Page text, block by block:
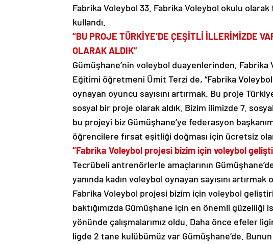
Fabrika Voleybol 33. Fabrika Voleybol okulu
kullandı.
“BU PROJE TÜRKİYE’DE ÇEŞİTLİ İLLERİMİZDE
OLARAK ALDIK”
Gümüşhane’nin voleybol duayenlerinden,
Eğitimi öğretmeni Ümit Terzi de, “Fabrika
oynayan oyuncu sayısını artırmak. Bu proje
sosyal bir proje olarak aldık. Bizim ilimizde 7.
bu projeyi biz Gümüşhane’ye federasyon
öğrencilere fırsat eşitliği doğması için ücretsiz
“Fabrika Voleybol projesi bizim için voleybol
Tecrübeli antrenörlerle amaçlarının
yanında kadın voleybol oynayan sayısını
Fabrika Voleybol projesi bizim için voleybol
baktığımızda Gümüşhane için en önemli güzelliği
yönünde çalışmalarımız oldu. Daha önce efeler
ligde 2 tane kulübümüz var Gümüşhane’de.